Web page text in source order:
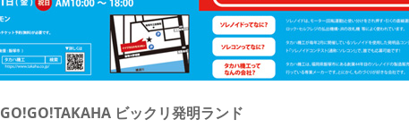
GO!GO!TAKAHA ビックリ発明ランド